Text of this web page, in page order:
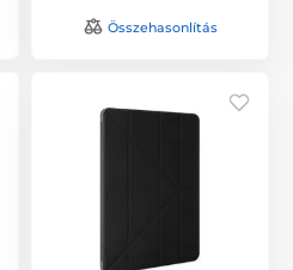
Összehasonlítás